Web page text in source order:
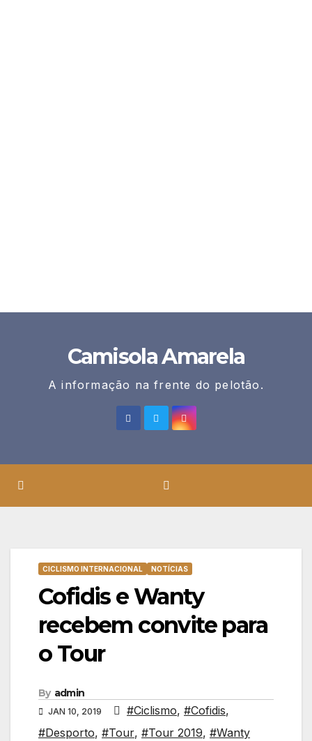
Camisola Amarela
A informação na frente do pelotão.
CICLISMO INTERNACIONAL NOTÍCIAS
Cofidis e Wanty
recebem convite para
o Tour
By admin
JAN 10, 2019 #Ciclismo, #Cofidis,
#Desporto, #Tour, #Tour 2019, #Wanty